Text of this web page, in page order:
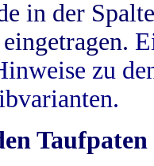
in der
zu
Taufpaten